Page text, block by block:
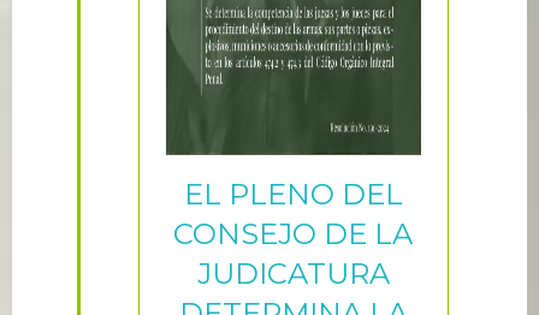
EL PLENO DEL
CONSEJO DE LA
JUDICATURA